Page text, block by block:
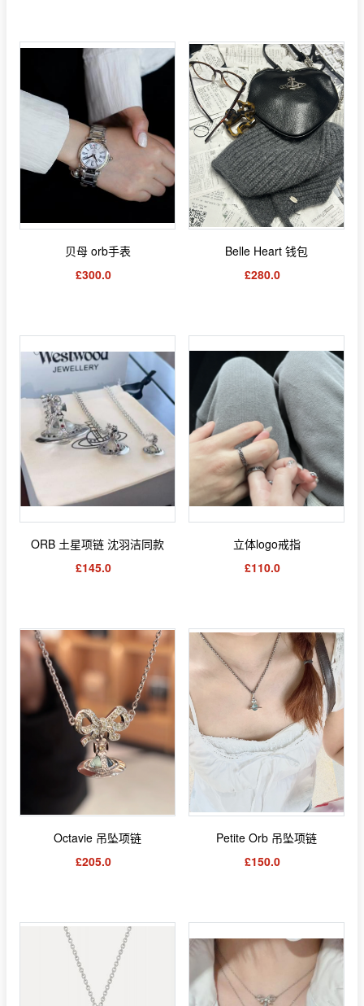
贝母 orb手表
£300.0
Belle Heart 钱包
£280.0
ORB 土星项链 沈羽洁同款
£145.0
立体logo戒指
£110.0
Octavie 吊坠项链
£205.0
Petite Orb 吊坠项链
£150.0